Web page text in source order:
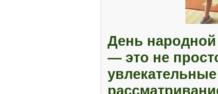
День народной
— это не